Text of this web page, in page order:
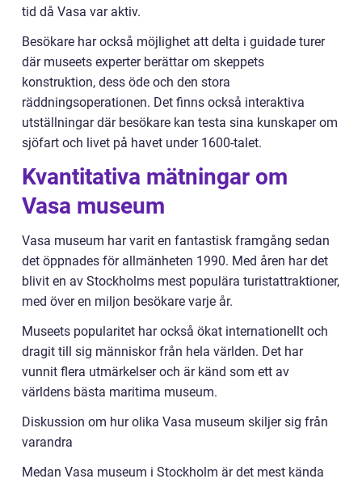
tid då Vasa var aktiv.
Besökare har också möjlighet att delta i guidade turer
där museets experter berättar om skeppets
konstruktion, dess öde och den stora
räddningsoperationen. Det finns också interaktiva
utställningar där besökare kan testa sina kunskaper om
sjöfart och livet på havet under 1600-talet.
Kvantitativa mätningar om
Vasa museum
Vasa museum har varit en fantastisk framgång sedan
det öppnades för allmänheten 1990. Med åren har det
blivit en av Stockholms mest populära turistattraktioner,
med över en miljon besökare varje år.
Museets popularitet har också ökat internationellt och
dragit till sig människor från hela världen. Det har
vunnit flera utmärkelser och är känd som ett av
världens bästa maritima museum.
Diskussion om hur olika Vasa museum skiljer sig från
varandra
Medan Vasa museum i Stockholm är det mest kända